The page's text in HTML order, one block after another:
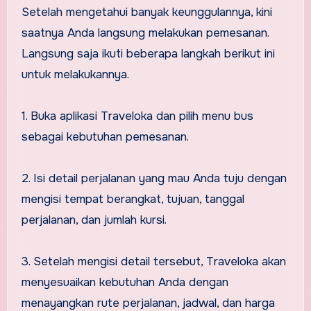
Setelah mengetahui banyak keunggulannya, kini
saatnya Anda langsung melakukan pemesanan.
Langsung saja ikuti beberapa langkah berikut ini
untuk melakukannya.
1. Buka aplikasi Traveloka dan pilih menu bus
sebagai kebutuhan pemesanan.
2. Isi detail perjalanan yang mau Anda tuju dengan
mengisi tempat berangkat, tujuan, tanggal
perjalanan, dan jumlah kursi.
3. Setelah mengisi detail tersebut, Traveloka akan
menyesuaikan kebutuhan Anda dengan
menayangkan rute perjalanan, jadwal, dan harga